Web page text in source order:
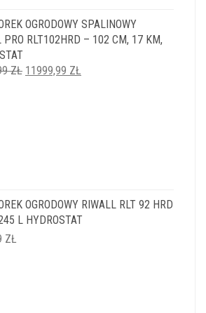
OGRODOWY SPALINOWY
PRO RLT102HRD – 102 CM, 17 KM,
ZŁ PIERWOTNA
11999,99 ZŁ
OGRODOWY RIWALL RLT 92 HRD
L HYDROSTAT
ZŁ